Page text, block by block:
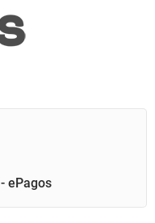
ePagos